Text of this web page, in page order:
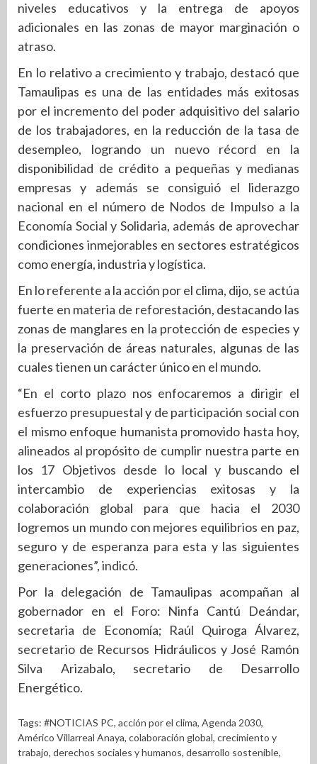
niveles educativos y la entrega de apoyos
adicionales en las zonas de mayor marginación o
atraso.
En lo relativo a crecimiento y trabajo, destacó que
Tamaulipas es una de las entidades más exitosas
por el incremento del poder adquisitivo del salario
de los trabajadores, en la reducción de la tasa de
desempleo, logrando un nuevo récord en la
disponibilidad de crédito a pequeñas y medianas
empresas y además se consiguió el liderazgo
nacional en el número de Nodos de Impulso a la
Economía Social y Solidaria, además de aprovechar
condiciones inmejorables en sectores estratégicos
como energía, industria y logística.
En lo referente a la acción por el clima, dijo, se actúa
fuerte en materia de reforestación, destacando las
zonas de manglares en la protección de especies y
la preservación de áreas naturales, algunas de las
cuales tienen un carácter único en el mundo.
“En el corto plazo nos enfocaremos a dirigir el
esfuerzo presupuestal y de participación social con
el mismo enfoque humanista promovido hasta hoy,
alineados al propósito de cumplir nuestra parte en
los 17 Objetivos desde lo local y buscando el
intercambio de experiencias exitosas y la
colaboración global para que hacia el 2030
logremos un mundo con mejores equilibrios en paz,
seguro y de esperanza para esta y las siguientes
generaciones”, indicó.
Por la delegación de Tamaulipas acompañan al
gobernador en el Foro: Ninfa Cantú Deándar,
secretaria de Economía; Raúl Quiroga Álvarez,
secretario de Recursos Hidráulicos y José Ramón
Silva Arizabalo, secretario de Desarrollo
Energético.
Tags: #NOTICIAS PC, acción por el clima, Agenda 2030,
Américo Villarreal Anaya, colaboración global, crecimiento y
trabajo, derechos sociales y humanos, desarrollo sostenible,